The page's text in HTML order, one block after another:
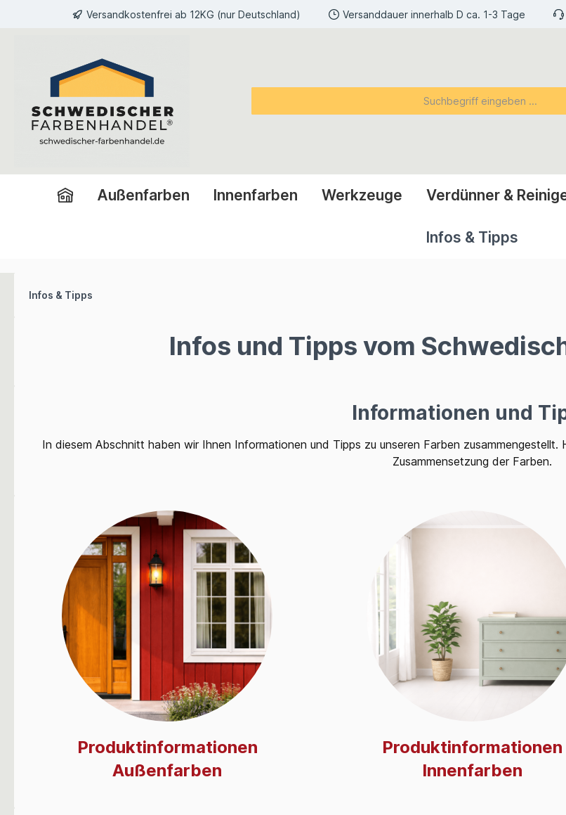
springen Versandkostenfrei ab 12KG (nur Deutschland) Versanddauer innerhalb D ca. 1-3 Tage
Außenfarben Innenfarben Werkzeuge Verdünner &
Infos & Tipps
Infos & Tipps
Infos und Tipps vom
Informationen und
In diesem Abschnitt haben wir Ihnen Informationen und Tipps zu unseren Farben
Zusammensetzung der Farben.
Produktinformationen
Außenfarben
Produktinformationen
Innenfarben